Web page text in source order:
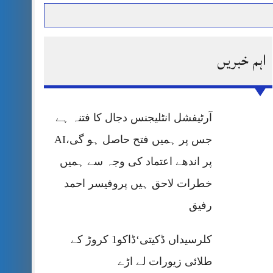
پر قربان
پریس کانفرنس
اہم خبریں
آرٹیفشل انٹلیجنس دجال کا فتنہ ہے
جس پر ہمیں فتح حاصل ہو گی،AI
پر اندھے اعتماد کی وجہ سے ہمیں
خطرات لاحق ہیں پروفیسر احمد
رفیق
کلرسیداں ڈکیتی‘ڈاکو1 کروڑ کے
طلائی زیورات لے اڑے